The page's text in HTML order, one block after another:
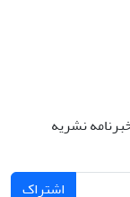
نشریه
اشتراک